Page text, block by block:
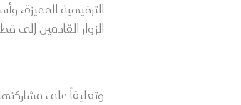
الترفيهية المميزة،
الزوار القادمين إلى
وتعليقاً على